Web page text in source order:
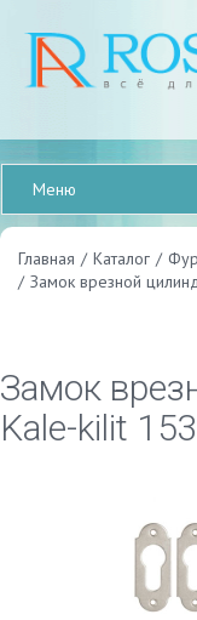
Меню
Главная / Каталог /
/ Замок врезной
Замок
Kale-kilit